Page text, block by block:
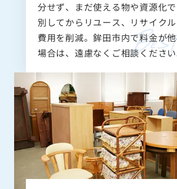
分せず、まだ使える物や資源化
別してからリユース、リサイク
費用を削減。鉾田市内で料金が
場合は、遠慮なくご相談くださ